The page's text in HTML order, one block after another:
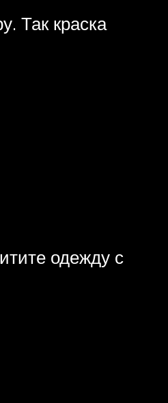
Так краска
одежду с